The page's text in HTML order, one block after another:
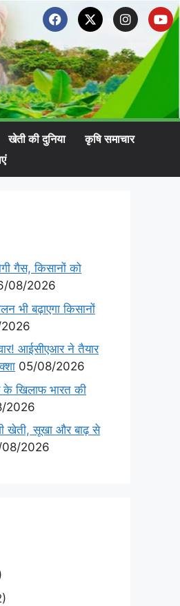
खेती की दुनिया
कृषि समाचार
गैस, किसानों को
08/2026
भी बढ़ाएगा किसानों
आईसीएआर ने तैयार
05/08/2026
के खिलाफ भारत की
2026
खेती, सूखा और बाढ़ से
2026